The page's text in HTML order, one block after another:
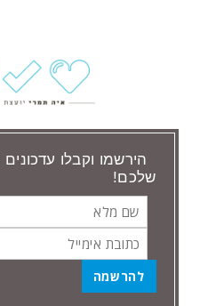
הירשמו וקבלו
שלכם!
מלא